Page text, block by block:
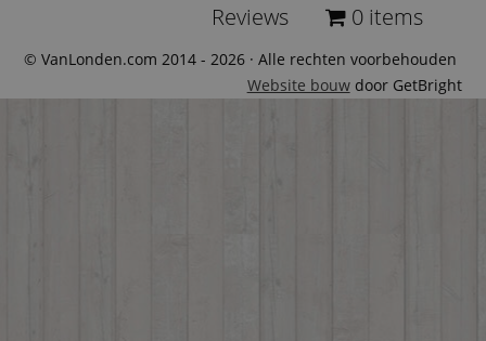
Reviews 0 items
© VanLonden.com 2014 - 2026 · Alle rechten voorbehouden
Website bouwdoor GetBright